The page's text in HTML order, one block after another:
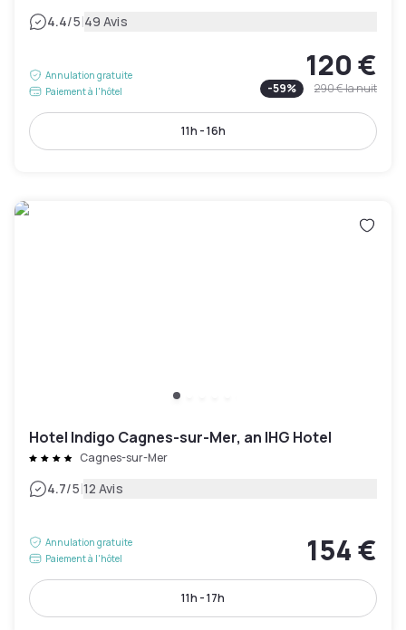
4.4/5|49 Avis
Annulation gratuite
Paiement à l'hôtel
120 €
-59% 290 €la nuit
11h - 16h
Hotel Indigo Cagnes-sur-Mer, an IHG Hotel
Cagnes-sur-Mer
4.7/5|12 Avis
Annulation gratuite
Paiement à l'hôtel
154 €
11h - 17h